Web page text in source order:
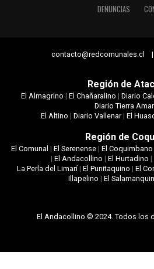
DENUNCIAS
contacto@redcomunales.cl
Región de
El Almagrino | El Chañaralino | Diario
Diario Tierra
El Altino | Diario Vallenar| El
Región de
El Comunal | El Serenense| El Coquimbano
| El Andacollino | El Hurtadino |
La Perla del Limarí|El Punitaquino |El
Illapelino | El
El Andacollino © 2024. Todos los